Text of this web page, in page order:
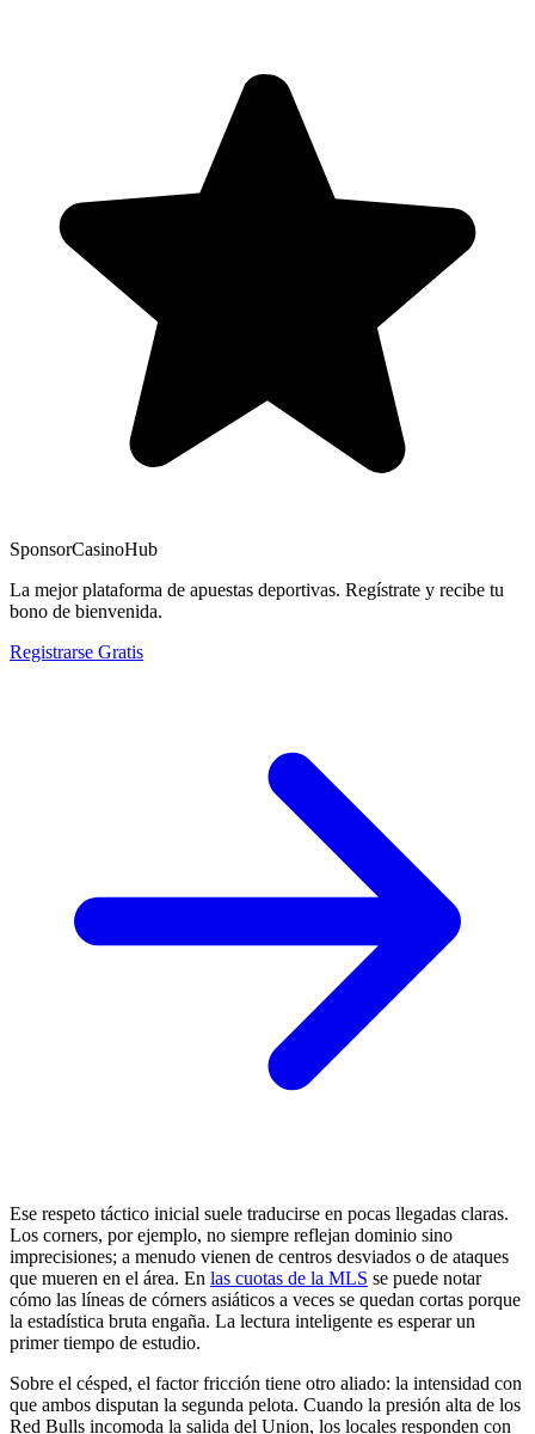
SponsorCasinoHub
La mejor plataforma de apuestas deportivas. Regístrate y recibe tu
bono de bienvenida.
Registrarse Gratis
Ese respeto táctico inicial suele traducirse en pocas llegadas claras.
Los corners, por ejemplo, no siempre reflejan dominio sino
imprecisiones; a menudo vienen de centros desviados o de ataques
que mueren en el área. En las cuotas de la MLS se puede notar
cómo las líneas de córners asiáticos a veces se quedan cortas porque
la estadística bruta engaña. La lectura inteligente es esperar un
primer tiempo de estudio.
Sobre el césped, el factor fricción tiene otro aliado: la intensidad con
que ambos disputan la segunda pelota. Cuando la presión alta de los
Red Bulls incomoda la salida del Union, los locales responden con